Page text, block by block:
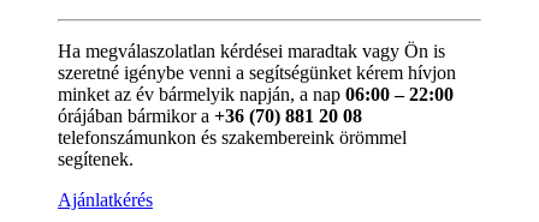
Ha megválaszolatlan kérdései maradtak vagy Ön is
szeretné igénybe venni a segítségünket kérem hívjon
minket az év bármelyik napján, a nap 06:00 – 22:00
órájában bármikor a +36 (70) 881 20 08
telefonszámunkon és szakembereink örömmel
segítenek.
Ajánlatkérés